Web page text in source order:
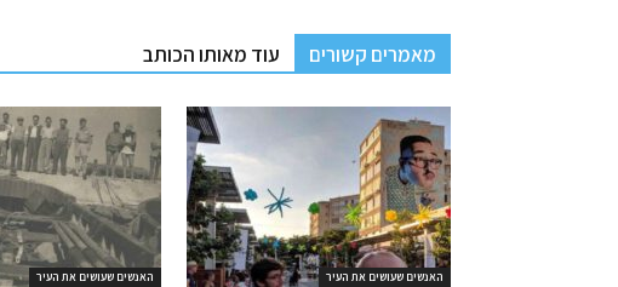
מאמרים קשורים עוד מאותו הכותב
האנשים שעושים את העיר האנשים שעושים את העיר